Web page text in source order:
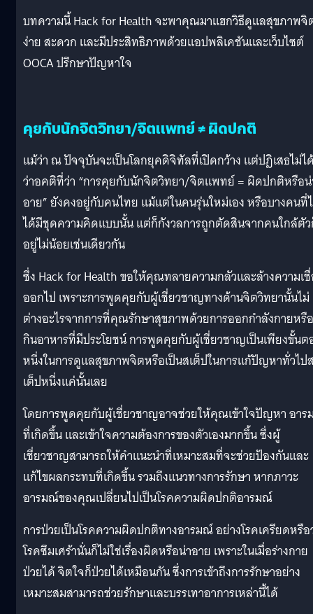
บทความนี้ Hack for Health จะพาคุณมาแฮกวิธีดูแลสุขภาพ
ง่าย สะดวก และมีประสิทธิภาพด้วยแอปพลิเคชันและเว็บไซต์
OOCA ปรึกษาปัญหาใจ
คุยกับนักจิตวิทยา/จิตแพทย์ ≠ ผิดปกติ
แม้ว่า ณ ปัจจุบันจะเป็นโลกยุคดิจิทัลที่เปิดกว้าง แต่ปฏิเสธไม่ไ
ว่าอคติที่ว่า “การคุยกับนักจิตวิทยา/จิตแพทย์ = ผิดปกติหรือ
อาย” ยังคงอยู่กับคนไทย แม้แต่ในคนรุ่นใหม่เอง หรือบางคนที่
ได้มีชุดความคิดแบบนั้น แต่ก็กังวลการถูกตัดสินจากคนใกล้ตั
อยู่ไม่น้อยเช่นเดียวกัน
ซึ่ง Hack for Health ขอให้คุณทลายความกลัวและล้างความเ
ออกไป เพราะการพูดคุยกับผู้เชี่ยวชาญทางด้านจิตวิทยานั้นไม่
ต่างอะไรจากการที่คุณรักษาสุขภาพด้วยการออกกำลังกายหรือ
กินอาหารที่มีประโยชน์ การพูดคุยกับผู้เชี่ยวชาญเป็นเพียงขั้น
หนึ่งในการดูแลสุขภาพจิตหรือเป็นสเต็ปในการแก้ปัญหาทั่วไป
เต็ปหนึ่งแค่นั้นเลย
โดยการพูดคุยกับผู้เชี่ยวชาญอาจช่วยให้คุณเข้าใจปัญหา อา
ที่เกิดขึ้น และเข้าใจความต้องการของตัวเองมากขึ้น ซึ่งผู้
เชี่ยวชาญสามารถให้คำแนะนำที่เหมาะสมที่จะช่วยป้องกันและ
แก้ไขผลกระทบที่เกิดขึ้น รวมถึงแนวทางการรักษา หากภาวะ
อารมณ์ของคุณเปลี่ยนไปเป็นโรคความผิดปกติอารมณ์
การป่วยเป็นโรคความผิดปกติทางอารมณ์ อย่างโรคเครียดหรือ
โรคซึมเศร้านั่นก็ไม่ใช่เรื่องผิดหรือน่าอาย เพราะในเมื่อร่างกาย
ป่วยได้ จิตใจก็ป่วยได้เหมือนกัน ซึ่งการเข้าถึงการรักษาอย่าง
เหมาะสมสามารถช่วยรักษาและบรรเทาอาการเหล่านี้ได้